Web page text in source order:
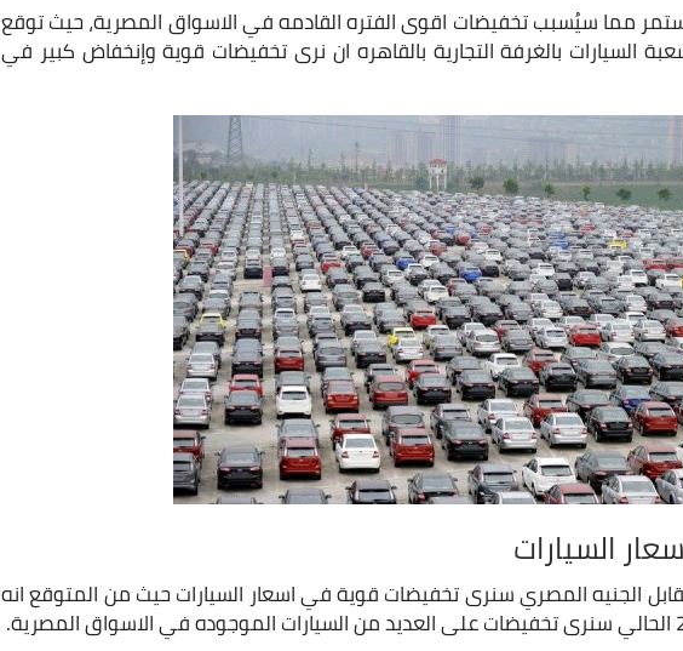
مما سيُسبب تخفيضات اقوى الفتره القادمه في الاسواق المصرية، حيث توقع
السيارات بالغرفة التجارية بالقاهره ان نرى تخفيضات قوية وإنخفاض كبير في
السيارات
الجنيه المصري سنرى تخفيضات قوية في اسعار السيارات حيث من المتوقع انه